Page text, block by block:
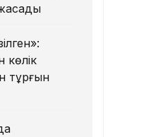
көлік
тұрғын